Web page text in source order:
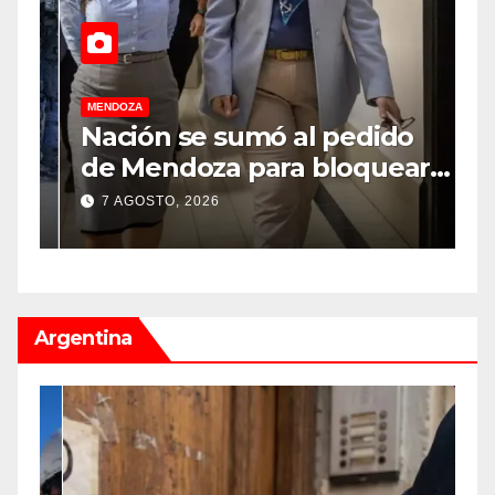
MENDOZA
Nación se sumó al pedido
de Mendoza para bloquear
los celulares en las cárceles
de la provincia
7 AGOSTO, 2026
Argentina